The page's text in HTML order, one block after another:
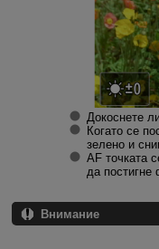
Докоснете
Когато се
зелено и
AF точката
да постигне
Внимание